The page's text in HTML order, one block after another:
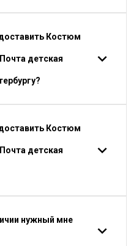
Костюм
детская
Костюм
детская
нужный мне